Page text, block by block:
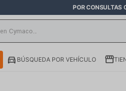
POR
BÚSQUEDA POR VEHÍCULO